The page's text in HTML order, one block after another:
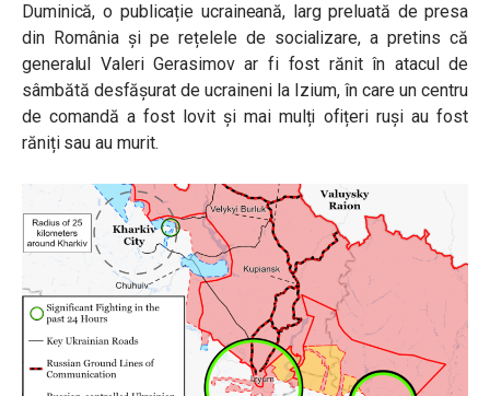
Duminică, o publicație ucraineană, larg preluată de presa
din România și pe rețelele de socializare, a pretins că
generalul Valeri Gerasimov ar fi fost rănit în atacul de
sâmbătă desfășurat de ucraineni la Izium, în care un centru
de comandă a fost lovit și mai mulți ofițeri ruși au fost
răniți sau au murit.